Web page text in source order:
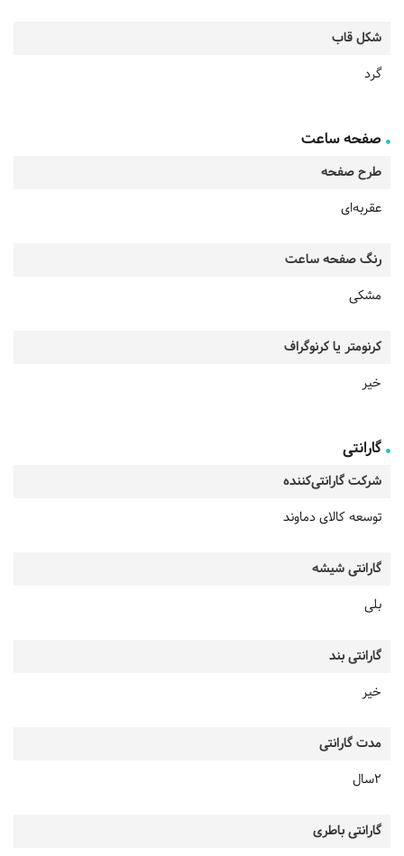
شکل قاب
گرد
صفحه ساعت
طرح صفحه
عقربه‌ای
رنگ صفحه ساعت
مشکی
کرنومتر یا کرنوگراف
خیر
گارانتی
شرکت گارانتی‌کننده
توسعه کالای دماوند
گارانتی شیشه
بلی
گارانتی بند
خیر
مدت گارانتی
2سال
گارانتی باطری